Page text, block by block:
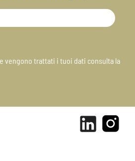
vengono trattati i tuoi dati consulta la